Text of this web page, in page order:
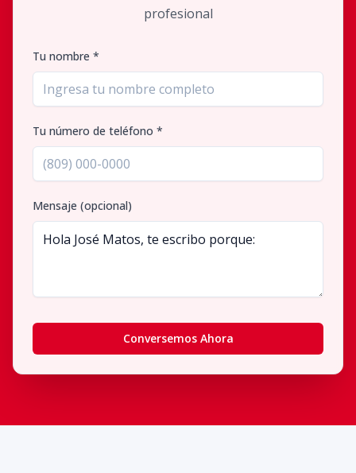
profesional
Tu nombre *
Tu número de teléfono *
Mensaje (opcional)
Conversemos Ahora